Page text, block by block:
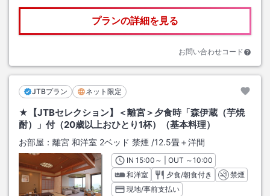
プランの詳細を見る
お問い合わせコード
JTBプラン ネット限定
★【JTBセレクション】＜離宮＞夕食時「森伊蔵（芋焼
酎）」付（20歳以上おひとり1杯）（基本料理）
お部屋： 離宮 和洋室 2ベッド 禁煙 /12.5畳＋洋間
INチェックイン
15:00 ～ | OUT チェックアウト
～10:00
和洋室
夕食/朝食付き
禁煙
現地/事前支払い